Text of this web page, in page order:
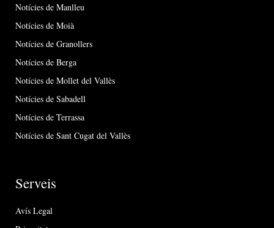
Notícies de Manlleu
Notícies de Moià
Notícies de Granollers
Notícies de Berga
Notícies de Mollet del Vallès
Notícies de Sabadell
Notícies de Terrassa
Notícies de Sant Cugat del Vallès
Serveis
Avís Legal